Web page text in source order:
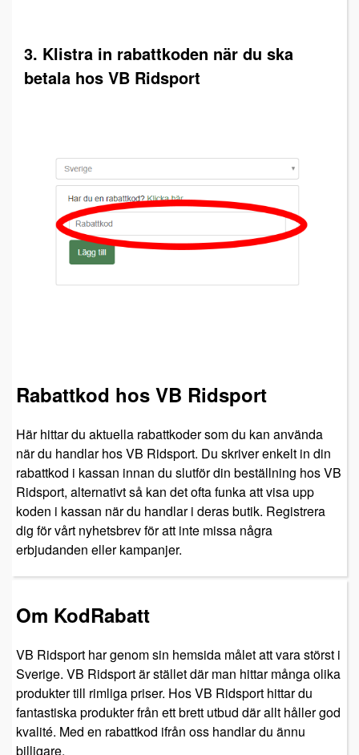
3. Klistra in rabattkoden när du ska
betala hos VB Ridsport
Rabattkod hos VB Ridsport
Här hittar du aktuella rabattkoder som du kan använda
när du handlar hos VB Ridsport. Du skriver enkelt in din
rabattkod i kassan innan du slutför din beställning hos VB
Ridsport, alternativt så kan det ofta funka att visa upp
koden i kassan när du handlar i deras butik. Registrera
dig för vårt nyhetsbrev för att inte missa några
erbjudanden eller kampanjer.
Om KodRabatt
VB Ridsport har genom sin hemsida målet att vara störst i
Sverige. VB Ridsport är stället där man hittar många olika
produkter till rimliga priser. Hos VB Ridsport hittar du
fantastiska produkter från ett brett utbud där allt håller god
kvalité. Med en rabattkod ifrån oss handlar du ännu
billigare.